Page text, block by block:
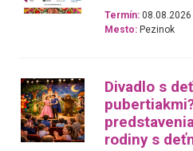
Termín:
Mesto: Pezinok
Divadlo s
rodiny s